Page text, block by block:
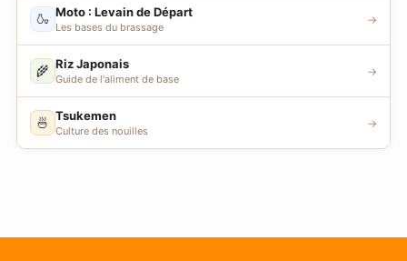
🍶 Moto : Levain de Départ
Les bases du brassage
→
🌾 Riz Japonais
Guide de l'aliment de base
→
🍜 Tsukemen
Culture des nouilles
→